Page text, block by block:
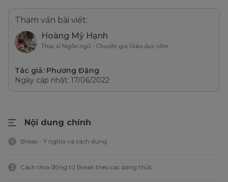
Tham vấn bài viết:
Hoàng Mỹ Hạnh
Thạc sĩ Ngôn ngữ - Chuyên gia Giáo dục sớm
Tác giả: Phương Đặng
Ngày cập nhật: 17/06/2022
Nội dung chính
1 Break - Ý nghĩa và cách dùng
2 Cách chia động từ Break theo các dạng thức